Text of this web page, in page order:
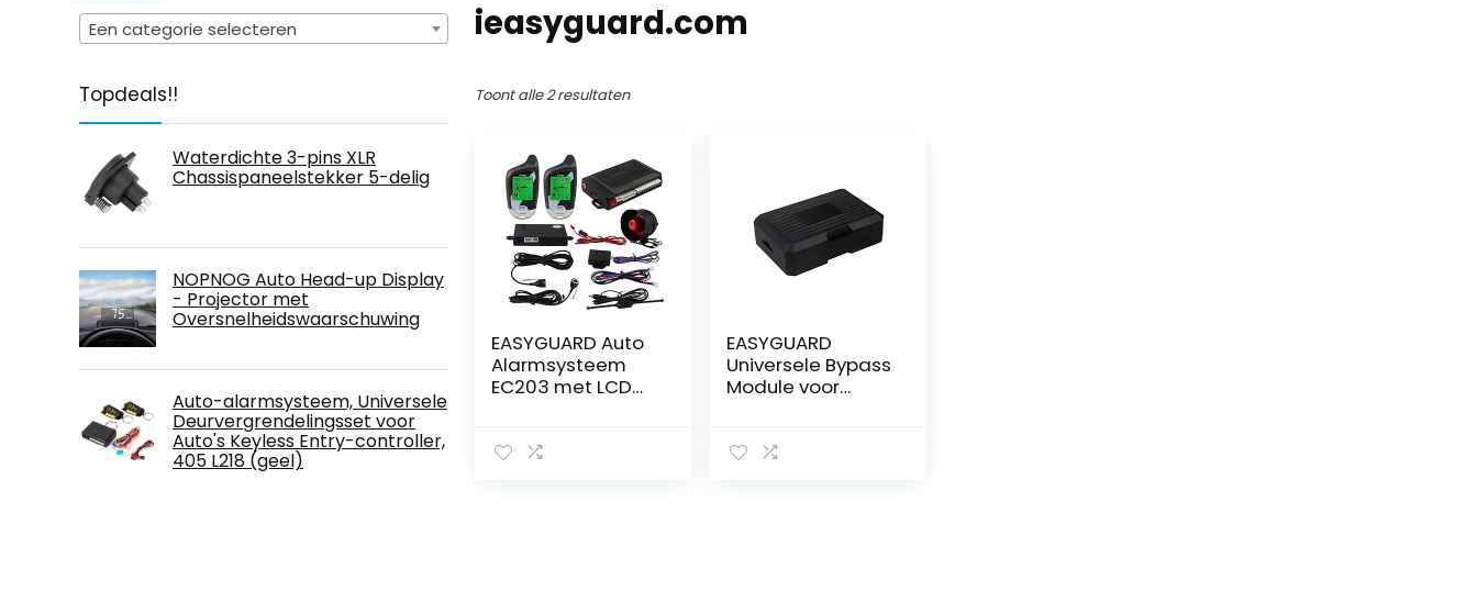
Een categorie selecteren
Topdeals!!
Waterdichte 3-pins XLR
Chassispaneelstekker 5-delig
NOPNOG Auto Head-up Display
- Projector met
Oversnelheidswaarschuwing
Auto-alarmsysteem, Universele
Deurvergrendelingsset voor
Auto's Keyless Entry-controller,
405 L218 (geel)
‎ieasyguard.com
Toont alle 2 resultaten
EASYGUARD Auto
Alarmsysteem
EC203 met LCD
EASYGUARD
Universele Bypass
Module voor